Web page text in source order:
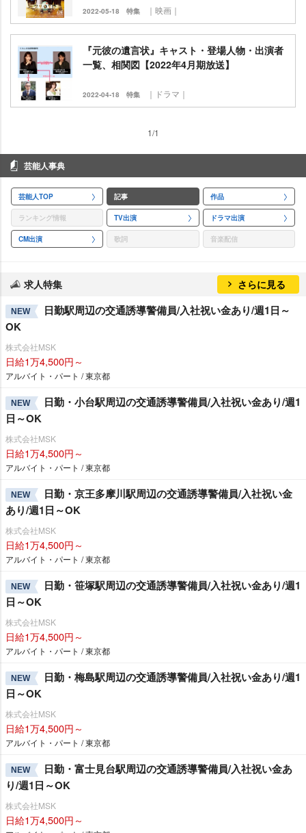
2022-05-18 特集 ｜映画｜
『元彼の遺言状』キャスト・登場人物・出演者
一覧、相関図【2022年4月期放送】
2022-04-18 特集 ｜ドラマ｜
1/1
芸能人事典
芸能人TOP 記事 作品
ランキング情報 TV出演 ドラマ出演
CM出演 歌詞 音楽配信
求人特集 さらに見る
NEW
日勤駅周辺の交通誘導警備員/入社祝い金あり/週1日～
OK
株式会社MSK
日給1万4,500円～
アルバイト・パート / 東京都
NEW
日勤・小台駅周辺の交通誘導警備員/入社祝い金あり/週1
日～OK
株式会社MSK
日給1万4,500円～
アルバイト・パート / 東京都
NEW
日勤・京王多摩川駅周辺の交通誘導警備員/入社祝い金
あり/週1日～OK
株式会社MSK
日給1万4,500円～
アルバイト・パート / 東京都
NEW
日勤・笹塚駅周辺の交通誘導警備員/入社祝い金あり/週1
日～OK
株式会社MSK
日給1万4,500円～
アルバイト・パート / 東京都
NEW
日勤・梅島駅周辺の交通誘導警備員/入社祝い金あり/週1
日～OK
株式会社MSK
日給1万4,500円～
アルバイト・パート / 東京都
NEW
日勤・富士見台駅周辺の交通誘導警備員/入社祝い金あ
り/週1日～OK
株式会社MSK
日給1万4,500円～